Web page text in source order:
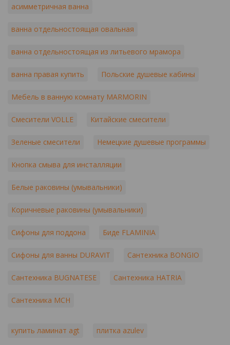
асимметричная ванна
ванна отдельностоящая овальная
ванна отдельностоящая из литьевого мрамора
ванна правая купить Польские душевые кабины
Мебель в ванную комнату MARMORIN
Смесители VOLLE Китайские смесители
Зеленые смесители Немецкие душевые программы
Кнопка смыва для инсталляции
Белые раковины (умывальники)
Коричневые раковины (умывальники)
Сифоны для поддона Биде FLAMINIA
Сифоны для ванны DURAVIT Сантехника BONGIO
Сантехника BUGNATESE Сантехника HATRIA
Сантехника MCH
купить ламинат agt плитка azulev